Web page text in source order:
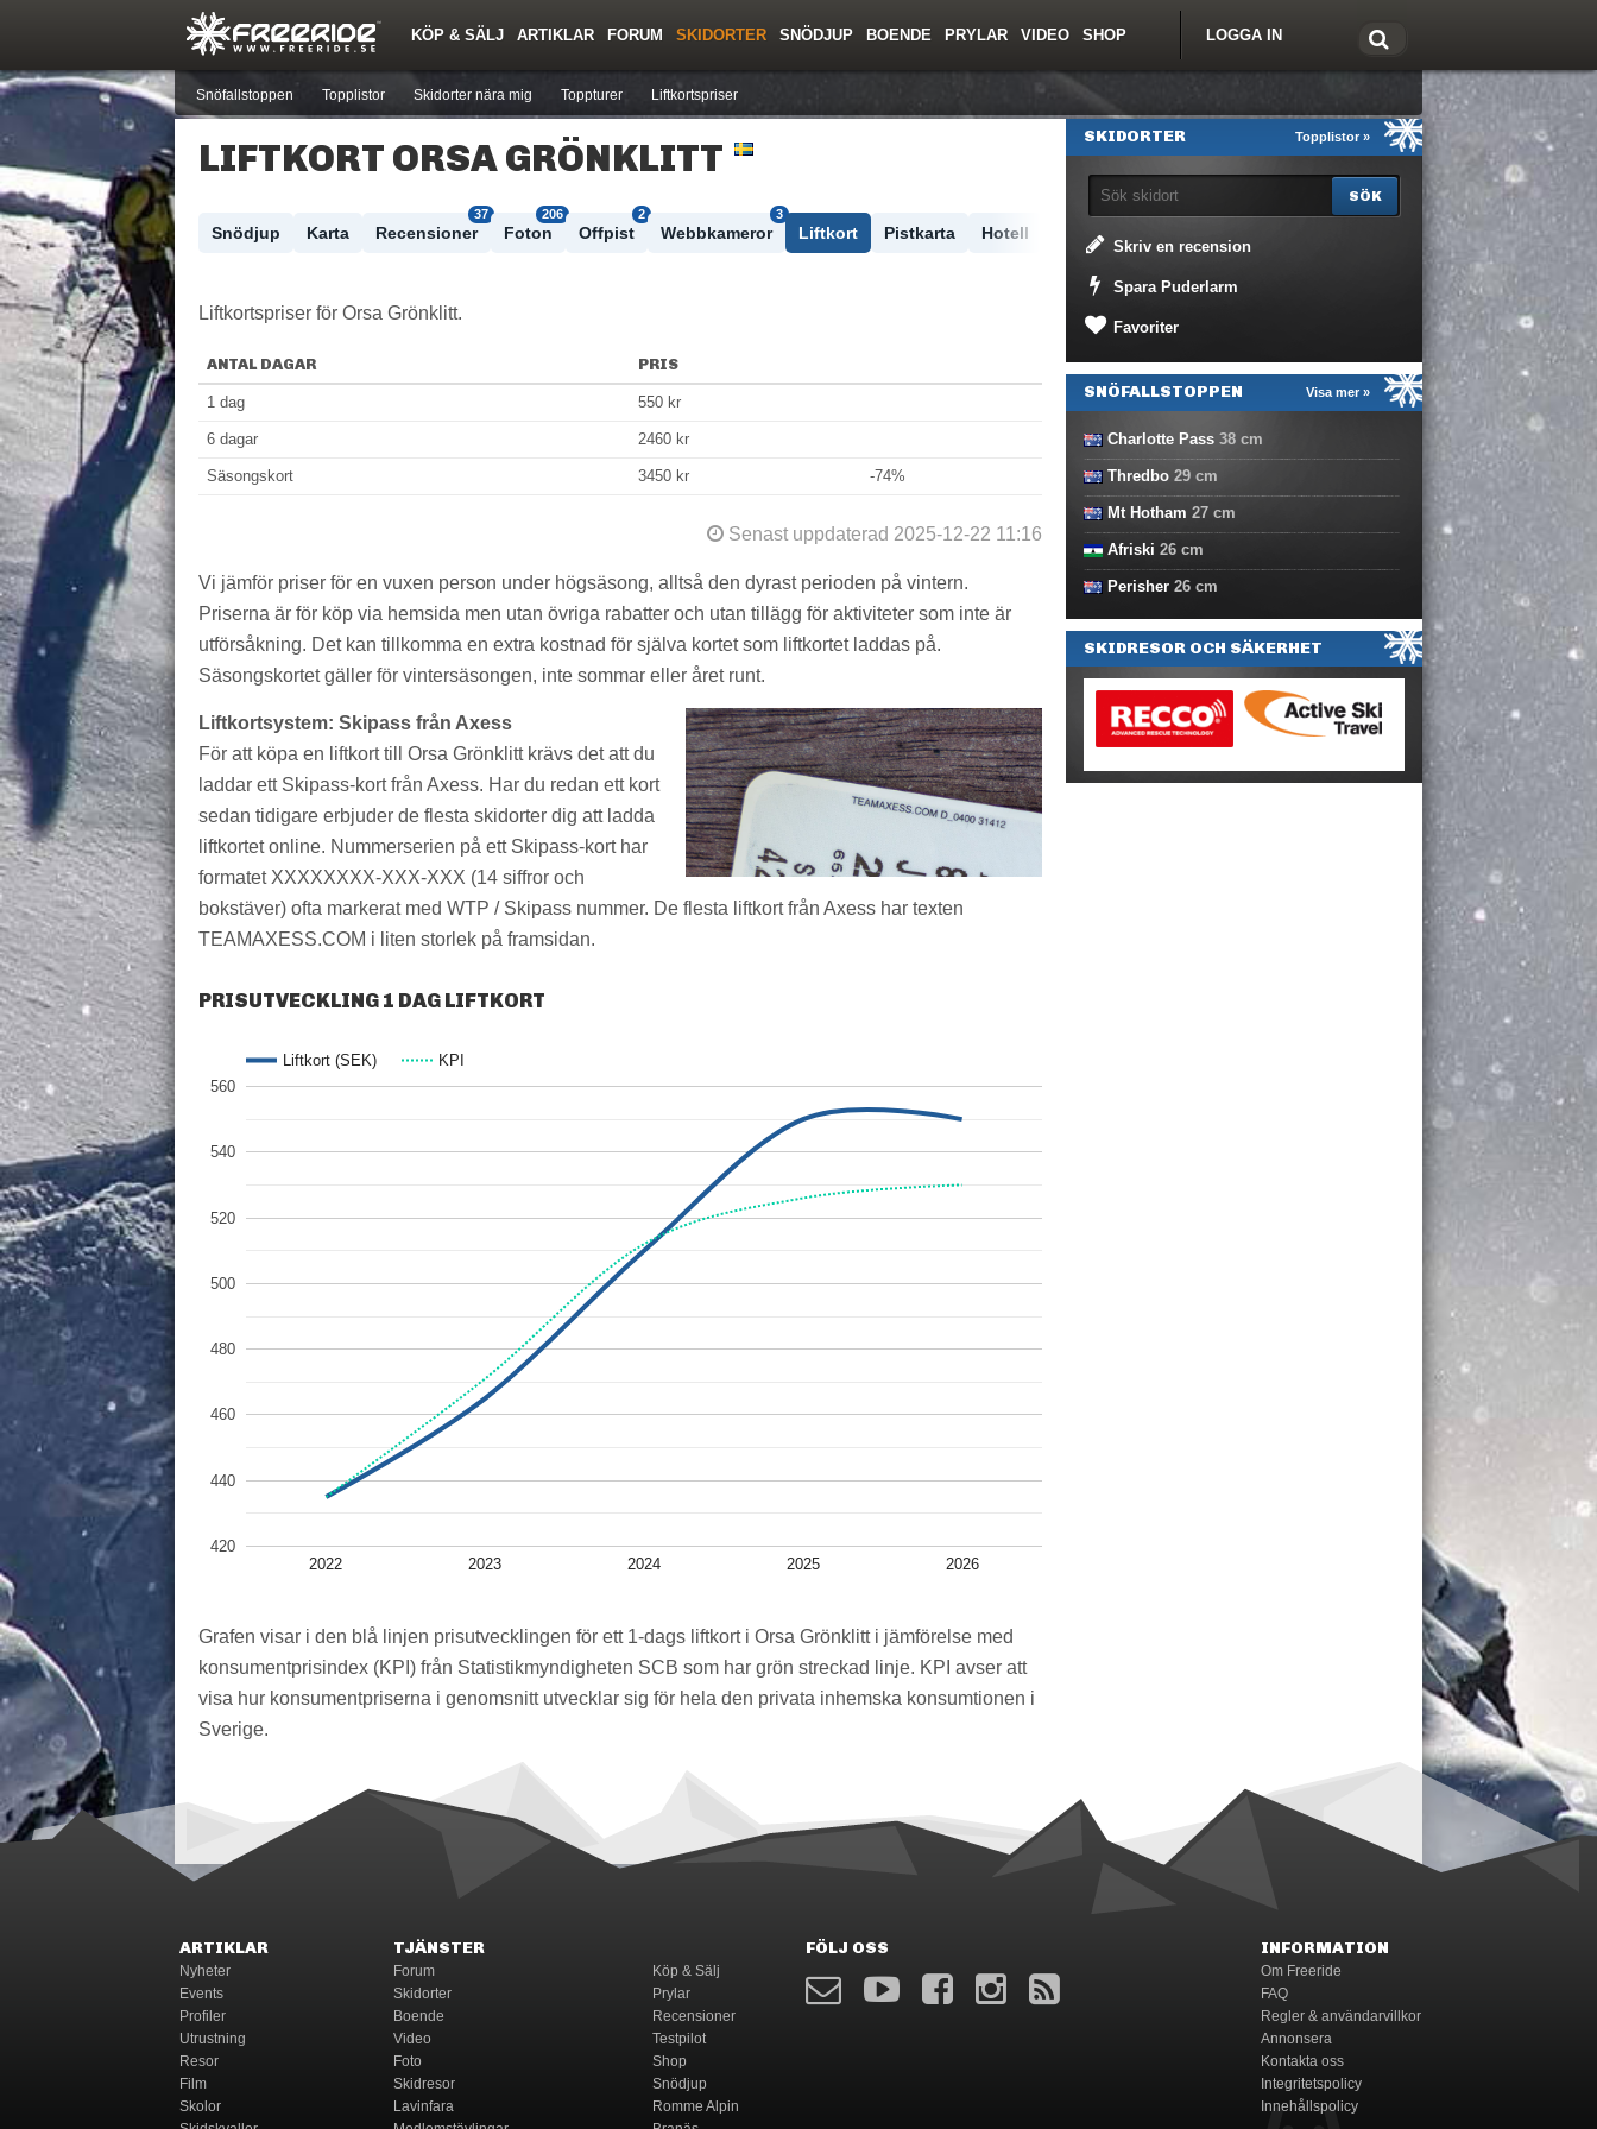
LOGGA IN
KÖP & SÄLJ ARTIKLAR
Nyheter Quiz Events
FORUM
Nya inlägg Forumlista
SKIDORTER
Snöfallstoppen Topplistor Skidorter nära mig Toppturer Liftkortspriser
SNÖDJUP BOENDE PRYLAR
Skidor Pjäxor
VIDEO
Årets Krasch
SHOP
LIFTKORT ORSA GRÖNKLITT
Skidort Väder Snödjup Karta Recensioner
37
Foton
206
Offpist
2
Webbkameror
3
Liftkort Pistkarta Hotell
Liftkortspriser för Orsa Grönklitt.
ANTAL DAGAR PRIS
1 dag 550 kr
6 dagar 2460 kr
Säsongskort 3450 kr -74%
Senast uppdaterad 2025-12-22 11:16
Vi jämför priser för en vuxen person under högsäsong, alltså den dyrast perioden på vintern.
Priserna är för köp via hemsida men utan övriga rabatter och utan tillägg för aktiviteter som inte är
utförsåkning. Det kan tillkomma en extra kostnad för själva kortet som liftkortet laddas på.
Säsongskortet gäller för vintersäsongen, inte sommar eller året runt.
Liftkortsystem: Skipass från Axess
För att köpa en liftkort till Orsa Grönklitt krävs det att du
laddar ett Skipass-kort från Axess. Har du redan ett kort
sedan tidigare erbjuder de flesta skidorter dig att ladda
liftkortet online. Nummerserien på ett Skipass-kort har
formatet XXXXXXXX-XXX-XXX (14 siffror och
bokstäver) ofta markerat med WTP / Skipass nummer. De flesta liftkort från Axess har texten
TEAMAXESS.COM i liten storlek på framsidan.
PRISUTVECKLING 1 DAG LIFTKORT
Liftkort (SEK) KPI
2022 2023 2024 2025 2026
420
440
460
480
500
520
540
560
Grafen visar i den blå linjen prisutvecklingen för ett 1-dags liftkort i Orsa Grönklitt i jämförelse med
konsumentprisindex (KPI) från Statistikmyndigheten SCB som har grön streckad linje. KPI avser att
visa hur konsumentpriserna i genomsnitt utvecklar sig för hela den privata inhemska konsumtionen i
Sverige.
Topplistor »
SKIDORTER
Skriv en recension
Spara Puderlarm
Favoriter
Visa mer »
SNÖFALLSTOPPEN
Charlotte Pass 38 cm
Thredbo 29 cm
Mt Hotham 27 cm
Afriski 26 cm
Perisher 26 cm
SKIDRESOR OCH SÄKERHET
ARTIKLAR
Nyheter
Events
Profiler
Utrustning
Resor
Film
Skolor
TJÄNSTER
Forum
Skidorter
Boende
Video
Foto
Skidresor
Lavinfara
Köp & Sälj
Prylar
Recensioner
Testpilot
Shop
Snödjup
Romme Alpin
FÖLJ OSS INFORMATION
Om Freeride
FAQ
Regler & användarvillkor
Annonsera
Kontakta oss
Integritetspolicy
Innehållspolicy